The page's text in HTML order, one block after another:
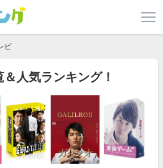
ビ
人気ランキング！